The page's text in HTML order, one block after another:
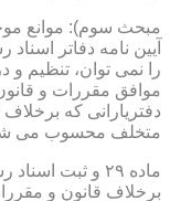
را نمی توان، تنظیم و
موافق مقررات و
دفتریارانی که
متخلف محسوب می
ماده ۲۹ و ثبت
برخلاف قانون و